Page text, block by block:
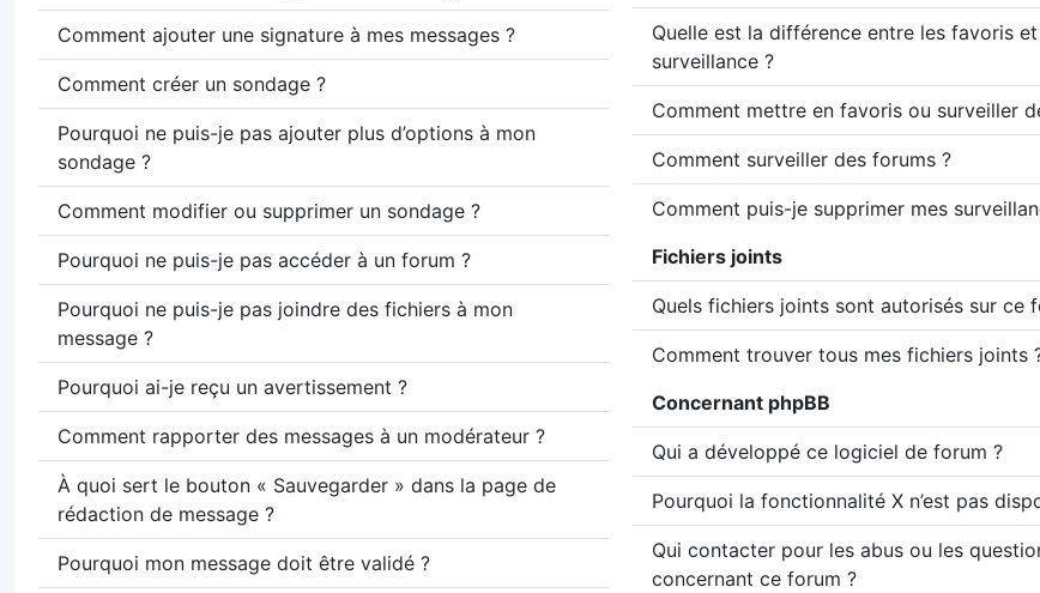
Comment ajouter une signature à mes messages ?
Comment créer un sondage ?
Pourquoi ne puis-je pas ajouter plus d’options à mon
sondage ?
Comment modifier ou supprimer un sondage ?
Pourquoi ne puis-je pas accéder à un forum ?
Pourquoi ne puis-je pas joindre des fichiers à mon
message ?
Pourquoi ai-je reçu un avertissement ?
Comment rapporter des messages à un modérateur ?
À quoi sert le bouton « Sauvegarder » dans la page de
rédaction de message ?
Pourquoi mon message doit être validé ?
Quelle est la différence entre les favoris
surveillance ?
Comment mettre en favoris ou surveiller
Comment surveiller des forums ?
Comment puis-je supprimer mes
Fichiers joints
Quels fichiers joints sont autorisés sur ce
Comment trouver tous mes fichiers joints
Concernant phpBB
Qui a développé ce logiciel de forum ?
Pourquoi la fonctionnalité X n’est pas
Qui contacter pour les abus ou les
concernant ce forum ?